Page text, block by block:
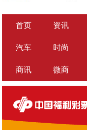
首页 资讯
汽车 时尚
商讯 微商